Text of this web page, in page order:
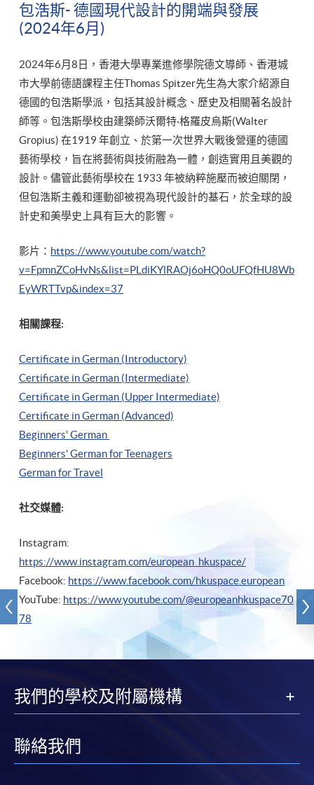
包浩斯- 德國現代設計的開端與發展
(2024年6月)
2024年6月8日，香港大學專業進修學院德文導師、香港城
市大學前德語課程主任Thomas Spitzer先生為大家介紹源自
德國的包浩斯學派，包括其設計概念、歷史及相關著名設計
師等。包浩斯學校由建築師沃爾特·格羅皮烏斯(Walter
Gropius) 在1919 年創立、於第一次世界大戰後營運的德國
藝術學校，旨在將藝術與技術融為一體，創造實用且美觀的
設計。儘管此藝術學校在 1933 年被納粹施壓而被迫關閉，
但包浩斯主義和運動卻被視為現代設計的基石，於全球的設
計史和美學史上具有巨大的影響。
影片： https://www.youtube.com/watch?
v=FpmnZCoHvNs&list=PLdiKYlRAOj6oHQ0oUFQfHU8Wb
EyWRTTvp&index=37
相關課程:
Certificate in German (Introductory)
Certificate in German (Intermediate)
Certificate in German (Upper Intermediate)
Certificate in German (Advanced)
Beginners' German
Beginners' German for Teenagers
German for Travel
社交媒體:
Instagram:
https://www.instagram.com/european_hkuspace/
Facebook: https://www.facebook.com/hkuspace.european
YouTube: https://www.youtube.com/@europeanhkuspace70
78
我們的學校及附屬機構
聯絡我們